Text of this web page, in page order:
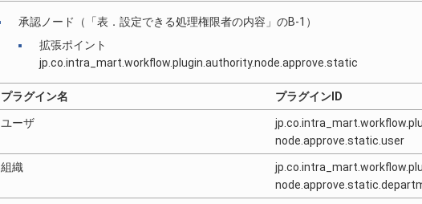
承認ノード（「表．設定できる処理権限者の内容」のB-1）
拡張ポイント
jp.co.intra_mart.workflow.plugin.authority.node.approve.static
プラグイン名 プラグインID
ユーザ
node.approve.static.user
組織